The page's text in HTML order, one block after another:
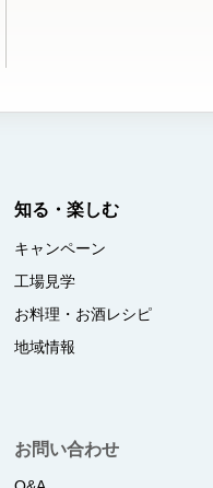
知る・楽しむ
キャンペーン
工場見学
お料理・お酒レシピ
地域情報
お問い合わせ